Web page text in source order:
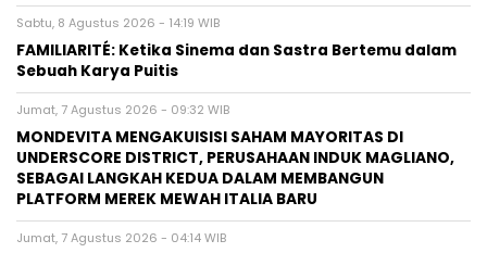
Sabtu, 8 Agustus 2026 - 14:19 WIB
FAMILIARITÉ: Ketika Sinema dan Sastra Bertemu dalam
Sebuah Karya Puitis
Jumat, 7 Agustus 2026 - 09:32 WIB
MONDEVITA MENGAKUISISI SAHAM MAYORITAS DI
UNDERSCORE DISTRICT, PERUSAHAAN INDUK MAGLIANO,
SEBAGAI LANGKAH KEDUA DALAM MEMBANGUN
PLATFORM MEREK MEWAH ITALIA BARU
Jumat, 7 Agustus 2026 - 04:14 WIB